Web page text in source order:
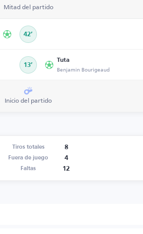
Mitad del partido
42’
13’
Tuta
Benjamin Bourigeaud
Inicio del partido
Tiros totales
8
Fuera de juego
4
Faltas 12